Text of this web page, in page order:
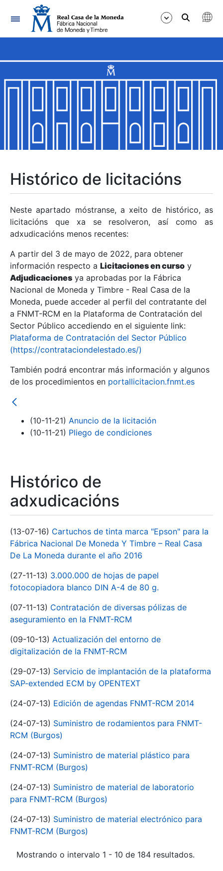
Navegación
Mostrar/Ocultar
Mostrar/Ocultar
Mostrar/Ocultar
Mostrar/Ocultar
Mostrar/Ocultar
Mostrar/Ocultar
Histórico de licitacións
Neste apartado móstranse, a xeito de histórico, as
licitacións que xa se resolveron, así como as
adxudicacións menos recentes:
A partir del 3 de mayo de 2022, para obtener
información respecto a Licitaciones en curso y
Adjudicaciones ya aprobadas por la Fábrica
Nacional de Moneda y Timbre - Real Casa de la
Moneda, puede acceder al perfil del contratante del
a FNMT-RCM en la Plataforma de Contratación del
Sector Público accediendo en el siguiente link:
Plataforma de Contratación del Sector Público
(https://contrataciondelestado.es/)
También podrá encontrar más información y algunos
de los procedimientos en portallicitacion.fnmt.es
(10-11-21) Anuncio de la licitación
(10-11-21) Pliego de condiciones
Histórico de
adxudicacións
(13-07-16) Cartuchos de tinta marca "Epson" para la
Fábrica Nacional De Moneda Y Timbre – Real Casa
De La Moneda durante el año 2016
(27-11-13) 3.000.000 de hojas de papel
fotocopiadora blanco DIN A-4 de 80 g.
(07-11-13) Contratación de diversas pólizas de
aseguramiento en la FNMT-RCM
(09-10-13) Actualización del entorno de
digitalización de la FNMT-RCM
(29-07-13) Servicio de implantación de la plataforma
SAP-extended ECM by OPENTEXT
(24-07-13) Edición de agendas FNMT-RCM 2014
(24-07-13) Suministro de rodamientos para FNMT-
RCM (Burgos)
(24-07-13) Suministro de material plástico para
FNMT-RCM (Burgos)
(24-07-13) Suministro de material de laboratorio
para FNMT-RCM (Burgos)
(24-07-13) Suministro de material electrónico para
FNMT-RCM (Burgos)
Mostrando o intervalo 1 - 10 de 184 resultados.